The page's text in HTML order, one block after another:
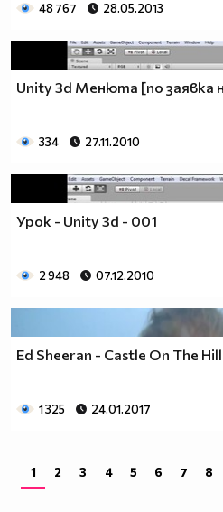
48 767 28.05.2013
Unity 3d Менюта [по заявка
334 27.11.2010
Урок - Unity 3d - 001
2 948 07.12.2010
Ed Sheeran - Castle On The
1 325 24.01.2017
1 2 3 4 5 6 7 8